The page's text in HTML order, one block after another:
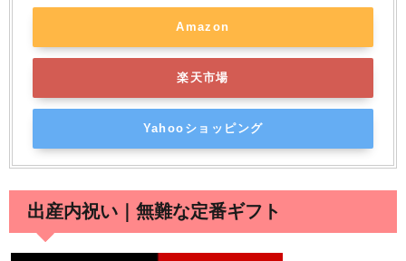
Amazon
楽天市場
Yahooショッピング
出産内祝い｜無難な定番ギフト